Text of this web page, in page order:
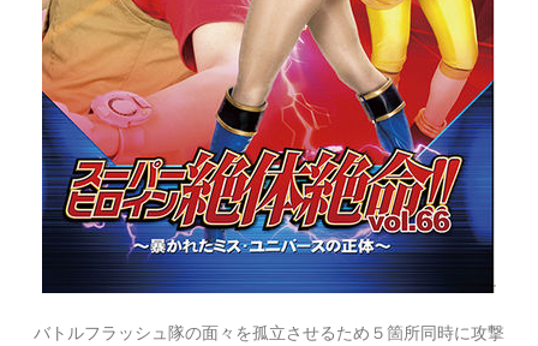
バトルフラッシュ隊の面々を孤立させるため５箇所同時に攻撃